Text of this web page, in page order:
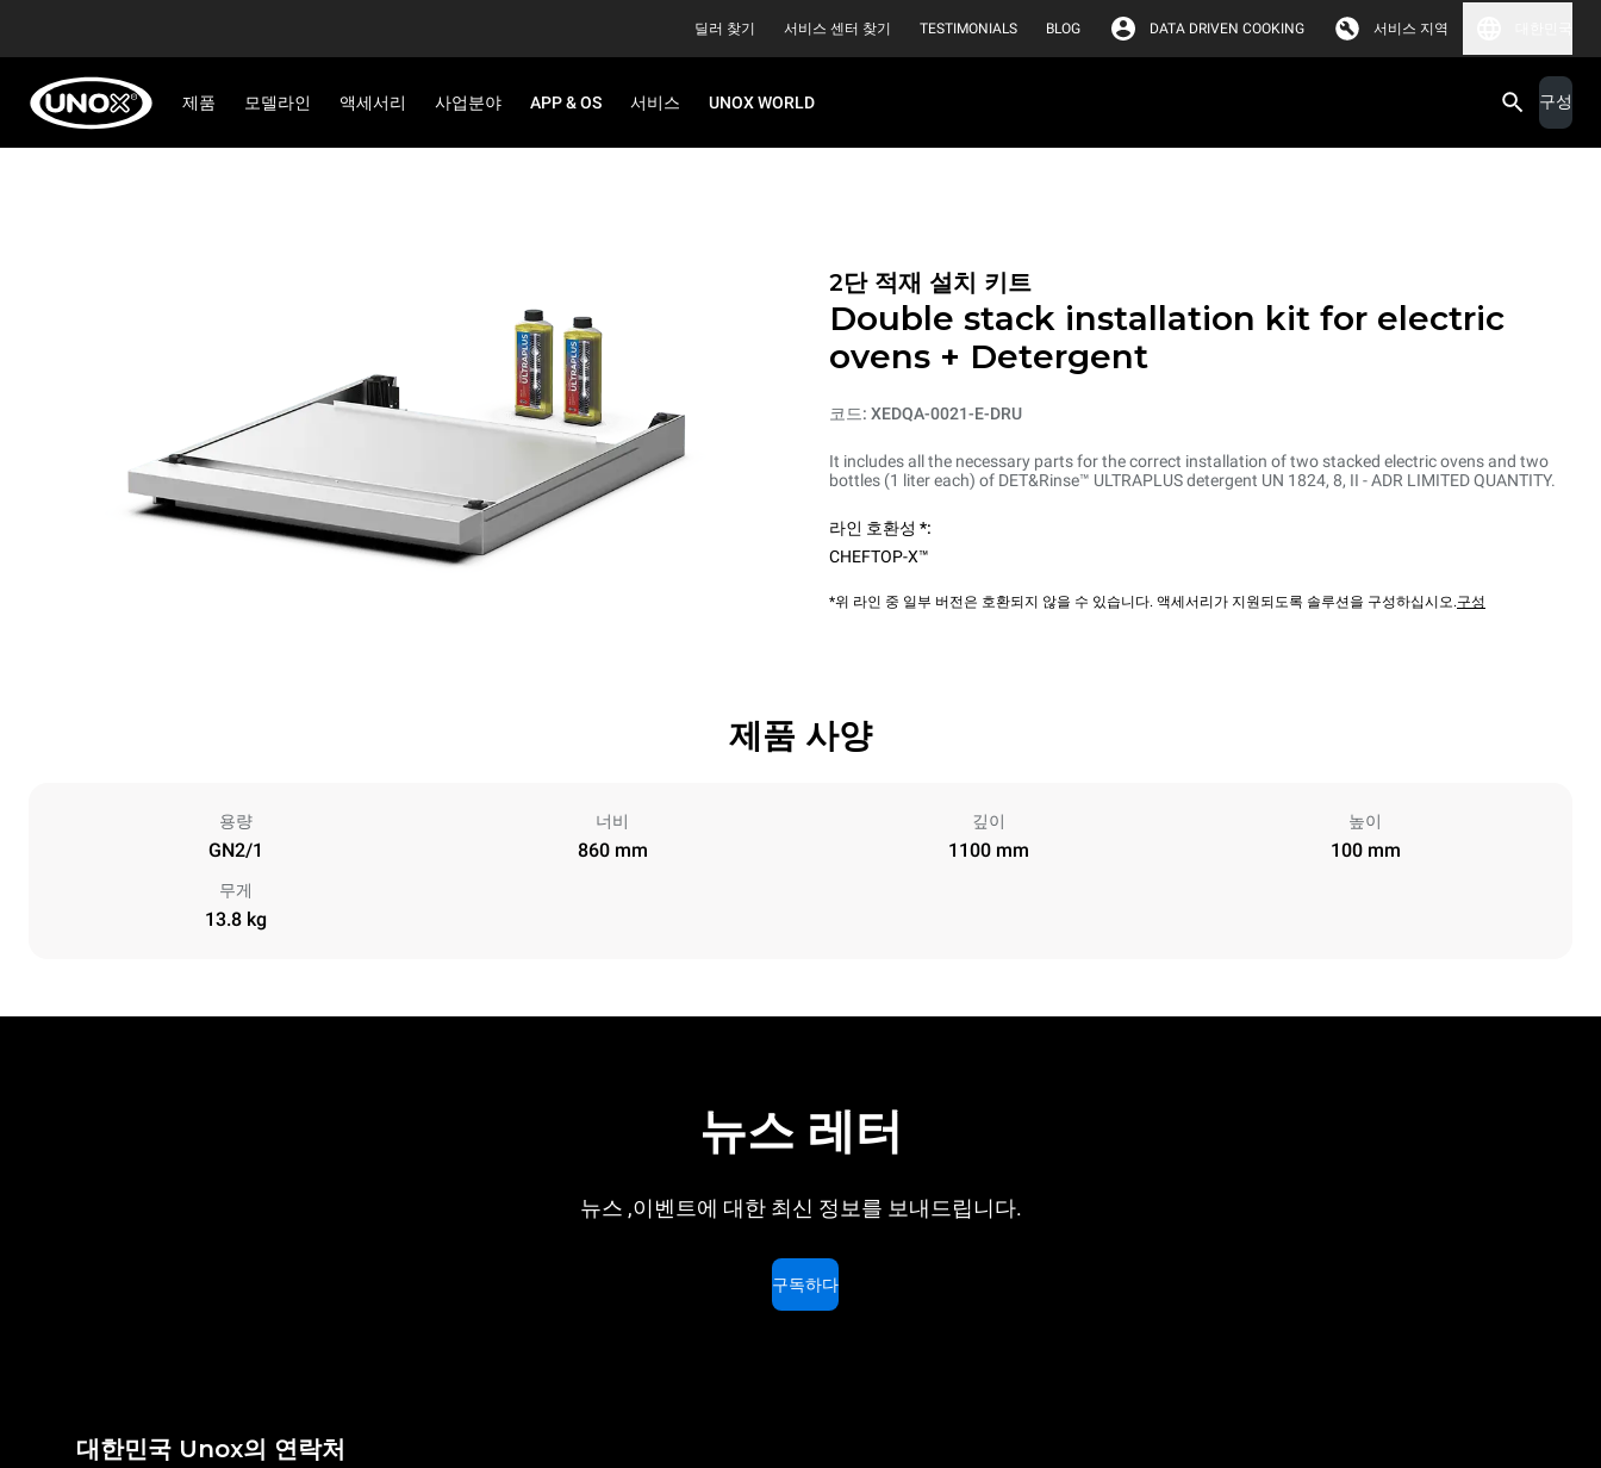
딜러 찾기 서비스 센터 찾기 TESTIMONIALS BLOG DATA DRIVEN COOKING 서비스 지역
제품 모델라인 액세서리 사업분야 APP & OS 서비스 UNOX WORLD 구성
2단 적재 설치 키트
Double stack installation kit for electric
ovens + Detergent
코드: XEDQA-0021-E-DRU
It includes all the necessary parts for the correct installation of two stacked electric ovens and two
bottles (1 liter each) of DET&Rinse™ ULTRAPLUS detergent UN 1824, 8, II - ADR LIMITED QUANTITY.
라인 호환성 *:
CHEFTOP-X™
*위 라인 중 일부 버전은 호환되지 않을 수 있습니다. 액세서리가 지원되도록 솔루션을 구성하십시오.구성
제품 사양
용량
GN2/1
너비
860 mm
깊이
1100 mm
높이
100 mm
무게
13.8 kg
뉴스 레터
뉴스 ,이벤트에 대한 최신 정보를 보내드립니다.
구독하다
대한민국 Unox의 연락처